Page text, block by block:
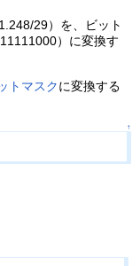
29）を、ビット
）に変換す
トマスクに変換する
↑